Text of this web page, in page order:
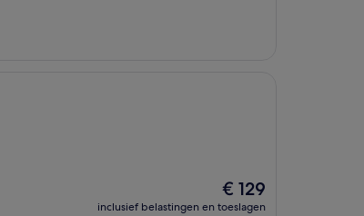
De
prijs
€ 129
inclusief belastingen en toeslagen